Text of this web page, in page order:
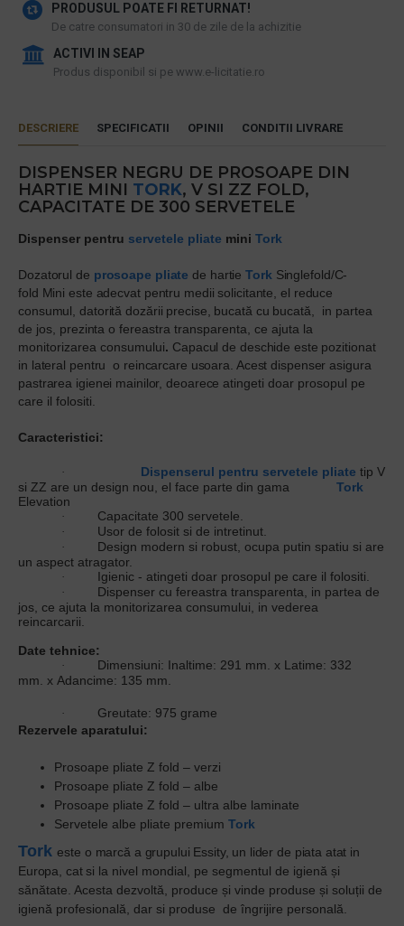
PRODUSUL POATE FI RETURNAT!
De catre consumatori in 30 de zile de la achizitie
ACTIVI IN SEAP
Produs disponibil si pe www.e-licitatie.ro
DESCRIERE SPECIFICATII OPINII CONDITII LIVRARE
DISPENSER NEGRU DE PROSOAPE DIN
HARTIE MINI TORK, V SI ZZ FOLD,
CAPACITATE DE 300 SERVETELE
Dispenser pentru servetele pliate mini Tork
Dozatorul de prosoape pliate de hartieTork Singlefold/C-
fold Mini este adecvat pentru medii solicitante, el reduce
consumul, datorită dozării precise, bucată cu bucată,
in partea
de jos, prezinta o fereastra transparenta, ce ajuta la
monitorizarea consumului. Capacul de deschide este pozitionat
in lateral pentru o reincarcare usoara. Acest dispenser asigura
pastrarea igienei mainilor, deoarece atingeti doar prosopul pe
care il folositi.
Caracteristici:
· Dispenserul pentru servetele pliate tip V
si ZZ are un design nou, el face parte din gama
Tork
Elevation
· Capacitate 300 servetele.
· Usor de folosit si de intretinut.
·
Design modern si robust, ocupa putin spatiu si are
un aspect atragator.
· Igienic - atingeti doar prosopul pe care il folositi.
·
Dispenser cu fereastra transparenta, in partea de
jos, ce ajuta la monitorizarea consumului, in vederea
reincarcarii.
Date tehnice:
·
Dimensiuni: Inaltime: 291 mm. x Latime: 332
mm. x Adancime: 135 mm.
·
Greutate: 975 grame
Rezervele aparatului:
Prosoape pliate Z fold – verzi
Prosoape pliate Z fold – albe
Prosoape pliate Z fold – ultra albe laminate
Servetele albe pliate premium Tork
Tor k este o marcă a grupului Essity, un lider de piata atat in
Europa, cat si la nivel mondial, pe segmentul de igienă și
sănătate. Acesta dezvoltă, produce și vinde produse și soluții de
igienă profesională, dar si produse de îngrijire personală.